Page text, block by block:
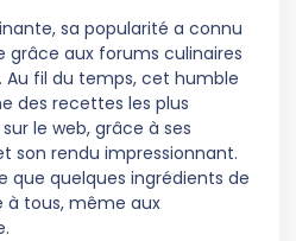
sa popularité a connu
aux forums culinaires
Au fil du temps, cet humble
des recettes les plus
le web, grâce à ses
son rendu impressionnant.
que quelques ingrédients de
à tous, même aux